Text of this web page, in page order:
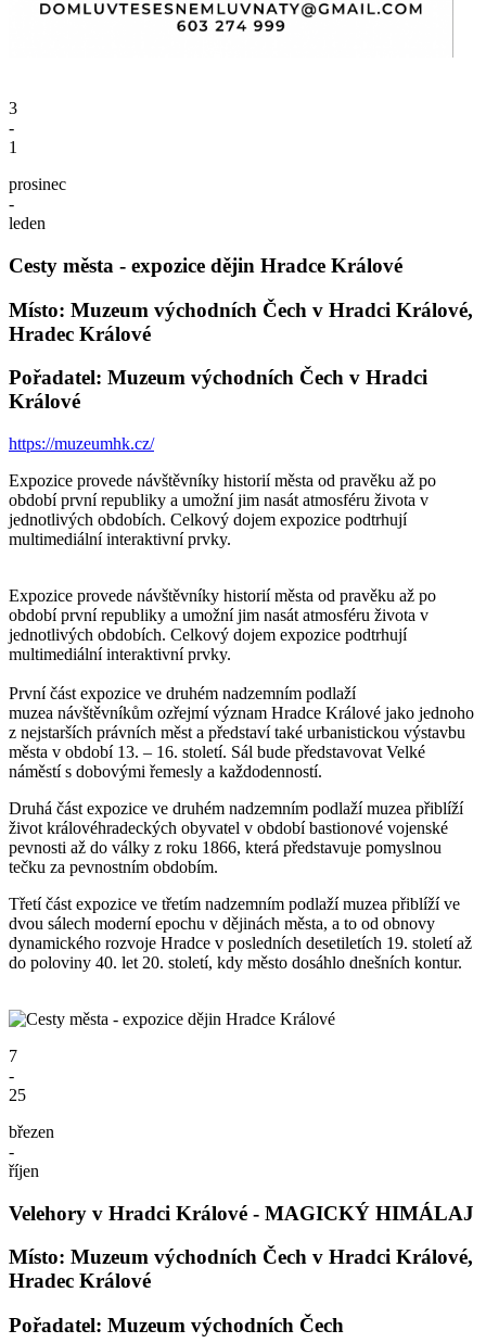
3
-
1
prosinec
-
leden
Cesty města - expozice dějin Hradce Králové
Místo: Muzeum východních Čech v Hradci Králové,
Hradec Králové
Pořadatel: Muzeum východních Čech v Hradci
Králové
https://muzeumhk.cz/
Expozice provede návštěvníky historií města od pravěku až po
období první republiky a umožní jim nasát atmosféru života v
jednotlivých obdobích. Celkový dojem expozice podtrhují
multimediální interaktivní prvky.
Expozice provede návštěvníky historií města od pravěku až po
období první republiky a umožní jim nasát atmosféru života v
jednotlivých obdobích. Celkový dojem expozice podtrhují
multimediální interaktivní prvky.
První část expozice ve druhém nadzemním podlaží
muzea návštěvníkům ozřejmí význam Hradce Králové jako jednoho
z nejstarších právních měst a představí také urbanistickou výstavbu
města v období 13. – 16. století. Sál bude představovat Velké
náměstí s dobovými řemesly a každodenností.
Druhá část expozice ve druhém nadzemním podlaží muzea přiblíží
život královéhradeckých obyvatel v období bastionové vojenské
pevnosti až do války z roku 1866, která představuje pomyslnou
tečku za pevnostním obdobím.
Třetí část expozice ve třetím nadzemním podlaží muzea přiblíží ve
dvou sálech moderní epochu v dějinách města, a to od obnovy
dynamického rozvoje Hradce v posledních desetiletích 19. století až
do poloviny 40. let 20. století, kdy město dosáhlo dnešních kontur.
7
-
25
březen
-
říjen
Velehory v Hradci Králové - MAGICKÝ HIMÁLAJ
Místo: Muzeum východních Čech v Hradci Králové,
Hradec Králové
Pořadatel: Muzeum východních Čech